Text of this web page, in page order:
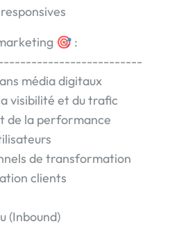
🎯 :
média digitaux
visibilité et du trafic
de la performance
de transformation
clients
(Inbound)